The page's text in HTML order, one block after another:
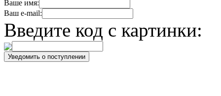
Ваше имя:
Ваш e-mail:
Введите код с картинки: